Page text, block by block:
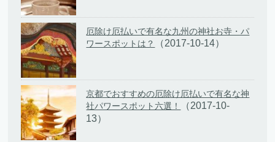
厄除け厄払いで有名な九州の神社お寺・パ
ワースポットは？
（2017-10-14）
京都でおすすめの厄除け厄払いで有名な神
社パワースポット六選！
（2017-10-
13）